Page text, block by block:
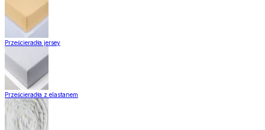
Prześcieradła jersey
Prześcieradła z elastanem